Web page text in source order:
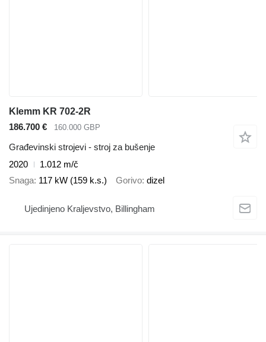
Klemm KR 702-2R
186.700 €
160.000 GBP
Građevinski strojevi - stroj za bušenje
2020
1.012 m/č
Snaga 117 kW (159 k.s.) Gorivo dizel
Ujedinjeno Kraljevstvo, Billingham